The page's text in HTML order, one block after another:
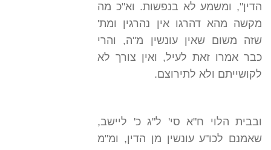
הדין", ומשמע לא בנפשות. וא"כ מה
מקשה מהא דהרגו אין נהרגין ומת'
שזה משום שאין עונשין מ"ה, והרי
כבר אמרו זאת לעיל, ואין צורך לא
לקושייתם ולא לתירוצם.
ובבית הלוי ח"א סי' ל"ג כ' ליישב,
שאמנם לכו"ע עונשין מן הדין, ומ"מ